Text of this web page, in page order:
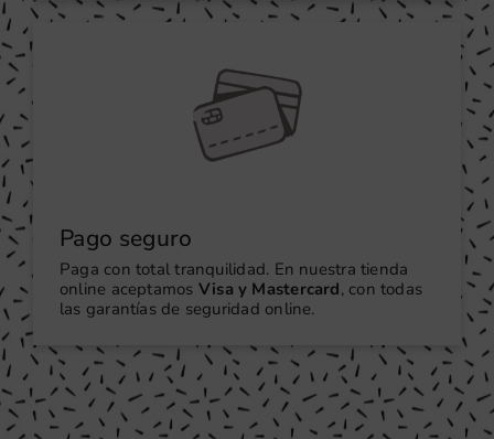
Pago seguro
Paga con total tranquilidad. En nuestra tienda
online aceptamos Visa y Mastercard, con todas
las garantías de seguridad online.